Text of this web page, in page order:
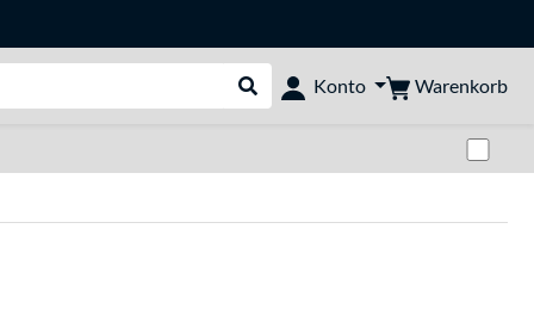
Suche durchführen
Konto Warenkorb